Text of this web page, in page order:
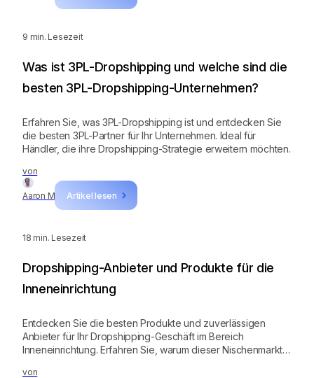
9 min. Lesezeit
von
Aaron M Artikel lesen
Was ist 3PL-Dropshipping und welche sind die
besten 3PL-Dropshipping-Unternehmen?
Erfahren Sie, was 3PL-Dropshipping ist und entdecken Sie
die besten 3PL-Partner für Ihr Unternehmen. Ideal für
Händler, die ihre Dropshipping-Strategie erweitern möchten.
18 min. Lesezeit
von
Dropshipping-Anbieter und Produkte für die
Inneneinrichtung
Entdecken Sie die besten Produkte und zuverlässigen
Anbieter für Ihr Dropshipping-Geschäft im Bereich
Inneneinrichtung. Erfahren Sie, warum dieser Nischenmarkt